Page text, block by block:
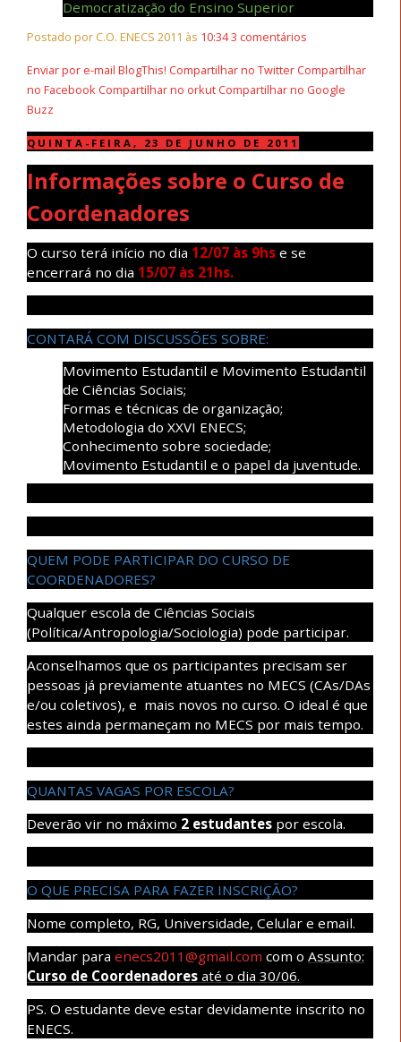
Democratização do Ensino Superior
Postado por C.O. ENECS 2011 às 10:343 comentários
Enviar por e-mail BlogThis! Compartilhar no Twitter Compartilhar
no Facebook Compartilhar no orkut Compartilhar no Google
Buzz
QUINTA-FEIRA, 23 DE JUNHO DE 2011
Informações sobre o Curso de
Coordenadores
O curso terá início no dia 12/07 às 9hs e se
encerrará no dia 15/07 às 21hs.
CONTARÁ COM DISCUSSÕES SOBRE:
Movimento Estudantil e Movimento Estudantil
de Ciências Sociais;
Formas e técnicas de organização;
Metodologia do XXVI ENECS;
Conhecimento sobre sociedade;
Movimento Estudantil e o papel da juventude.
QUEM PODE PARTICIPAR DO CURSO DE
COORDENADORES?
Qualquer escola de Ciências Sociais
(Política/Antropologia/Sociologia) pode participar.
Aconselhamos que os participantes precisam ser
pessoas já previamente atuantes no MECS (CAs/DAs
e/ou coletivos), e mais novos no curso. O ideal é que
estes ainda permaneçam no MECS por mais tempo.
QUANTAS VAGAS POR ESCOLA?
Deverão vir no máximo 2 estudantes por escola.
O QUE PRECISA PARA FAZER INSCRIÇÃO?
Nome completo, RG, Universidade, Celular e email.
Mandar para enecs2011@gmail.com com o Assunto:
Curso de Coordenadores até o dia 30/06.
PS. O estudante deve estar devidamente inscrito no
ENECS.